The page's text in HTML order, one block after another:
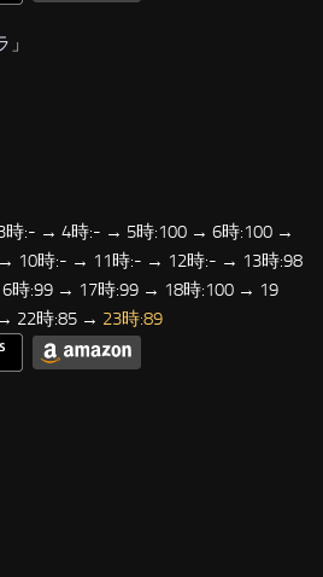
」
:- → 4時:- → 5時:100 → 6時:100 →
10時:- → 11時:- → 12時:- → 13時:98
時:99 → 17時:99 → 18時:100 → 19
22時:85 → 23時:89